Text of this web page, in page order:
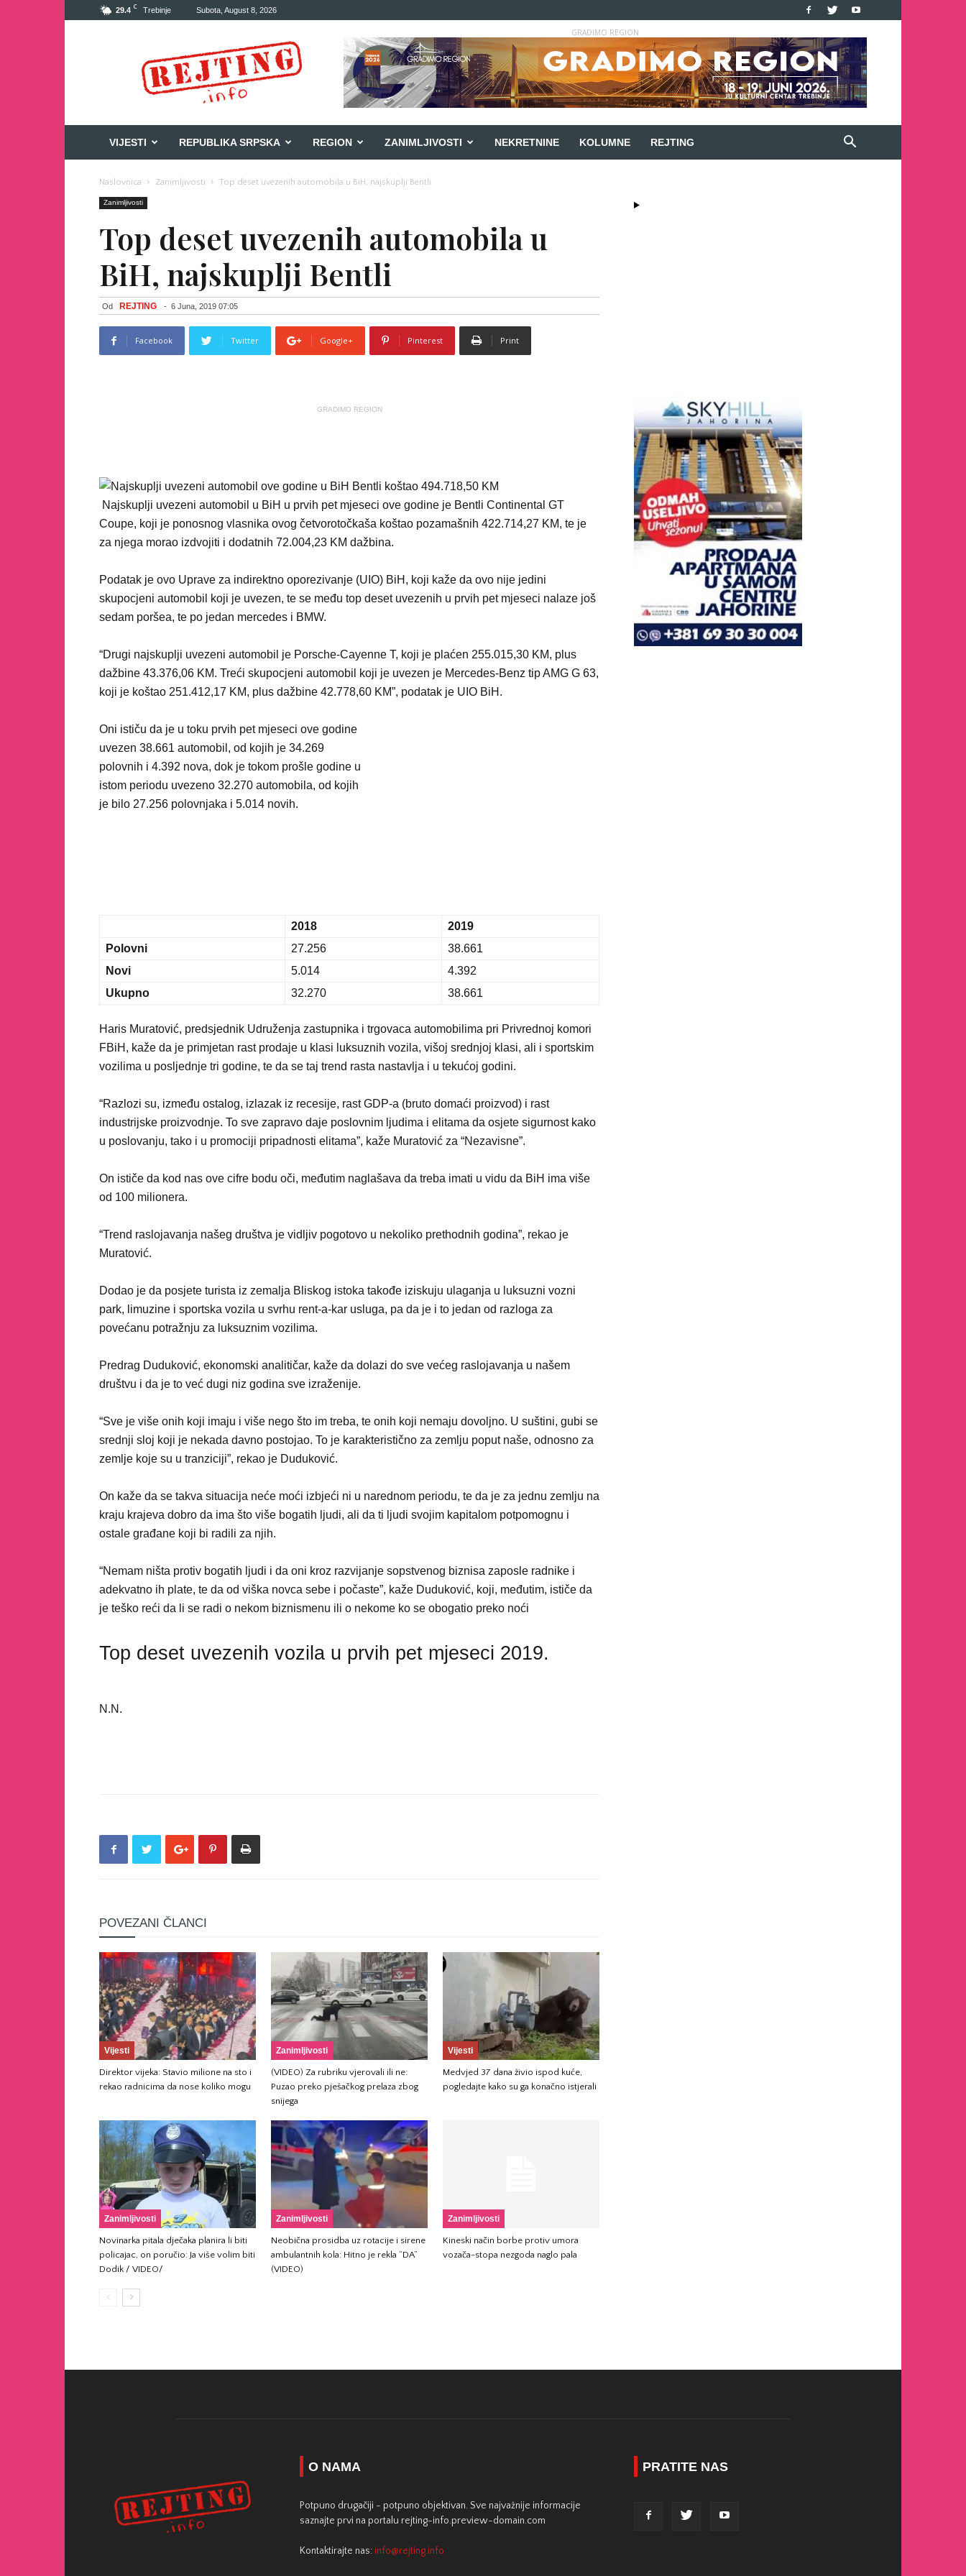
29.4 C Trebinje Subota, August 8, 2026
GRADIMO REGION
VIJESTI REPUBLIKA SRPSKA REGION ZANIMLJIVOSTI NEKRETNINE KOLUMNE REJTING
Naslovnica Zanimljivosti Top deset uvezenih automobila u BiH, najskuplji Bentli
Zanimljivosti
Top deset uvezenih automobila u
BiH, najskuplji Bentli
Od REJTING - 6 Juna, 2019 07:05
Facebook Twitter Google+ Pinterest Print
GRADIMO REGION
Najskuplji uvezeni automobil u BiH u prvih pet mjeseci ove godine je Bentli Continental GT
Coupe, koji je ponosnog vlasnika ovog četvorotočkaša koštao pozamašnih 422.714,27 KM, te je
za njega morao izdvojiti i dodatnih 72.004,23 KM dažbina.
Podatak je ovo Uprave za indirektno oporezivanje (UIO) BiH, koji kaže da ovo nije jedini
skupocjeni automobil koji je uvezen, te se među top deset uvezenih u prvih pet mjeseci nalaze još
sedam poršea, te po jedan mercedes i BMW.
“Drugi najskuplji uvezeni automobil je Porsche-Cayenne T, koji je plaćen 255.015,30 KM, plus
dažbine 43.376,06 KM. Treći skupocjeni automobil koji je uvezen je Mercedes-Benz tip AMG G 63,
koji je koštao 251.412,17 KM, plus dažbine 42.778,60 KM”, podatak je UIO BiH.
Oni ističu da je u toku prvih pet mjeseci ove godine
uvezen 38.661 automobil, od kojih je 34.269
polovnih i 4.392 nova, dok je tokom prošle godine u
istom periodu uvezeno 32.270 automobila, od kojih
je bilo 27.256 polovnjaka i 5.014 novih.
2018
2019
Polovni
27.256
38.661
Novi
5.014
4.392
Ukupno
32.270 38.661
Haris Muratović, predsjednik Udruženja zastupnika i trgovaca automobilima pri Privrednoj komori
FBiH, kaže da je primjetan rast prodaje u klasi luksuznih vozila, višoj srednjoj klasi, ali i sportskim
vozilima u posljednje tri godine, te da se taj trend rasta nastavlja i u tekućoj godini.
“Razlozi su, između ostalog, izlazak iz recesije, rast GDP-a (bruto domaći proizvod) i rast
industrijske proizvodnje. To sve zapravo daje poslovnim ljudima i elitama da osjete sigurnost kako
u poslovanju, tako i u promociji pripadnosti elitama”, kaže Muratović za “Nezavisne”.
On ističe da kod nas ove cifre bodu oči, međutim naglašava da treba imati u vidu da BiH ima više
od 100 milionera.
“Trend raslojavanja našeg društva je vidljiv pogotovo u nekoliko prethodnih godina”, rekao je
Muratović.
Dodao je da posjete turista iz zemalja Bliskog istoka takođe iziskuju ulaganja u luksuzni vozni
park, limuzine i sportska vozila u svrhu rent-a-kar usluga, pa da je i to jedan od razloga za
povećanu potražnju za luksuznim vozilima.
Predrag Duduković, ekonomski analitičar, kaže da dolazi do sve većeg raslojavanja u našem
društvu i da je to već dugi niz godina sve izraženije.
“Sve je više onih koji imaju i više nego što im treba, te onih koji nemaju dovoljno. U suštini, gubi se
srednji sloj koji je nekada davno postojao. To je karakteristično za zemlju poput naše, odnosno za
zemlje koje su u tranziciji”, rekao je Duduković.
On kaže da se takva situacija neće moći izbjeći ni u narednom periodu, te da je za jednu zemlju na
kraju krajeva dobro da ima što više bogatih ljudi, ali da ti ljudi svojim kapitalom potpomognu i
ostale građane koji bi radili za njih.
“Nemam ništa protiv bogatih ljudi i da oni kroz razvijanje sopstvenog biznisa zaposle radnike i
adekvatno ih plate, te da od viška novca sebe i počaste”, kaže Duduković, koji, međutim, ističe da
je teško reći da li se radi o nekom biznismenu ili o nekome ko se obogatio preko noći
Top deset uvezenih vozila u prvih pet mjeseci 2019.
N.N.
POVEZANI ČLANCI
Vijesti
Direktor vijeka: Stavio milione na sto i
rekao radnicima da nose koliko mogu
Zanimljivosti
(VIDEO) Za rubriku vjerovali ili ne:
Puzao preko pješačkog prelaza zbog
snijega
Vijesti
Medvjed 37 dana živio ispod kuće,
pogledajte kako su ga konačno istjerali
Zanimljivosti
Novinarka pitala dječaka planira li biti
policajac, on poručio: Ja više volim biti
Dodik / VIDEO/
Zanimljivosti
Neobična prosidba uz rotacije i sirene
ambulantnih kola: Hitno je rekla “DA”
(VIDEO)
Zanimljivosti
Kineski način borbe protiv umora
vozača-stopa nezgoda naglo pala
O NAMA
Potpuno drugačiji - potpuno objektivan. Sve najvažnije informacije
saznajte prvi na portalu rejting-info.preview-domain.com
Kontaktirajte nas: info@rejting.info
PRATITE NAS